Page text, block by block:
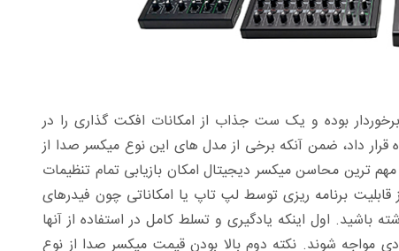
بوده و یک ست جذاب از امکانات افکت گذاری را در
داد، ضمن آنکه برخی از مدل های این نوع میکسر صدا از
ترین محاسن میکسر دیجیتال امکان بازیابی تمام تنظیمات
برنامه ریزی توسط لپ تاپ یا امکاناتی چون فیدرهای
باشید. اول اینکه یادگیری و تسلط کامل در استفاده از آنها
مواجه شوند. نکته دوم بالا بودن قیمت میکسر صدا از نوع